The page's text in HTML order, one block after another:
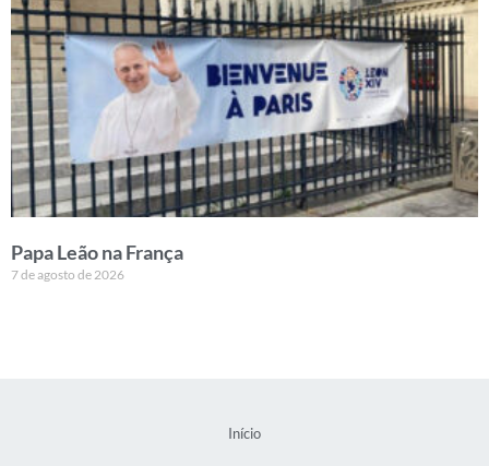
Papa Leão na França
7 de agosto de 2026
Início